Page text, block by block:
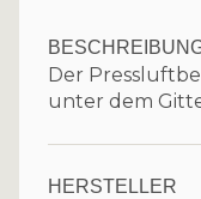
Der
unter dem
HERSTELLER